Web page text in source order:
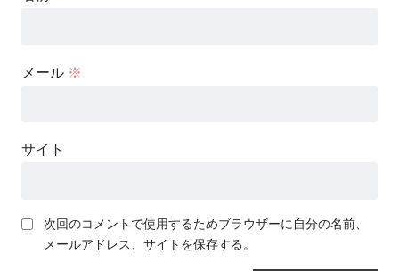
メール ※
サイト
次回のコメントで使用するためブラウザーに自分の名前、
メールアドレス、サイトを保存する。